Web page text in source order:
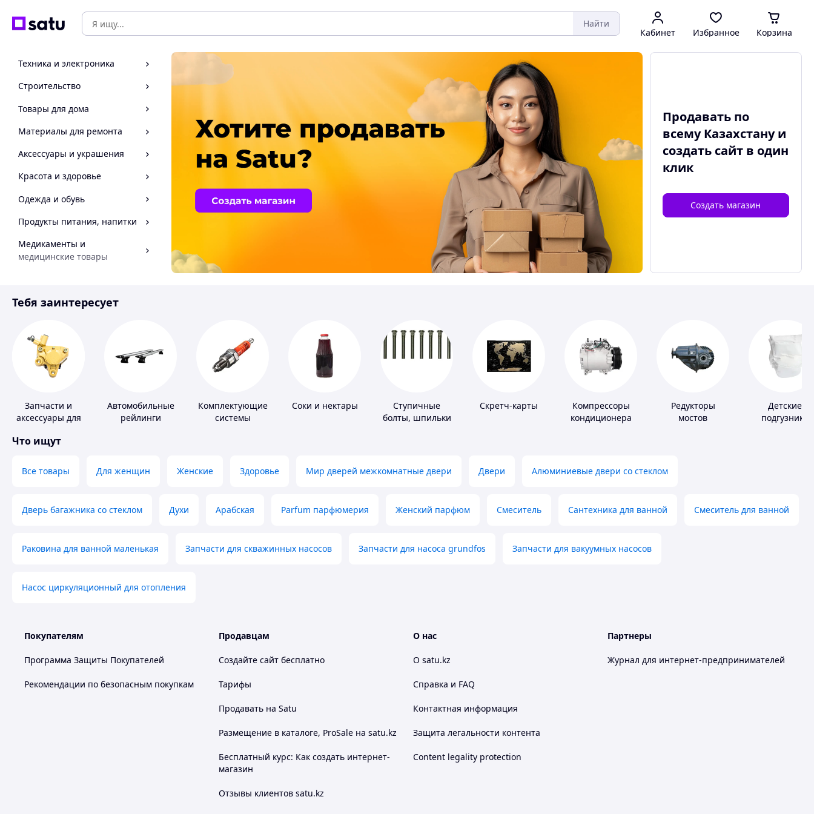
Найти
Кабинет Избранное Корзина
Техника и электроника
Строительство
Товары для дома
Материалы для ремонта
Аксессуары и украшения
Красота и здоровье
Одежда и обувь
Продукты питания, напитки
Медикаменты и
медицинские товары
Инструмент
Продавать по
всему Казахстану и
создать сайтв один
клик
Создать магазин
Тебя заинтересует
Запчасти и
аксессуары для
Автомобильные
рейлинги
Комплектующие
системы
Соки и нектары
Ступичные
болты, шпильки
Скретч-карты
Компрессоры
кондиционера
Редукторы
мостов
Детские
подгузники
Что ищут
Все товары Для женщин Женские Здоровье Мир дверей межкомнатные двери Двери Алюминиевые двери со стеклом
Дверь багажника со стеклом Духи Арабская Parfum парфюмерия Женский парфюм Смеситель Сантехника для ванной Смеситель для ванной
Раковина для ванной маленькая Запчасти для скважинных насосов Запчасти для насоса grundfos Запчасти для вакуумных насосов
Насос циркуляционный для отопления
Покупателям
Программа Защиты Покупателей
Рекомендации по безопасным покупкам
Продавцам
Создайте сайт бесплатно
Тарифы
Продавать на Satu
Размещение в каталоге, ProSale на satu.kz
Бесплатный курс: Как создать интернет-
магазин
Отзывы клиентов satu.kz
О нас
О satu.kz
Справка и FAQ
Контактная информация
Защита легальности контента
Content legality protection
Партнеры
Журнал для интернет-предпринимателей